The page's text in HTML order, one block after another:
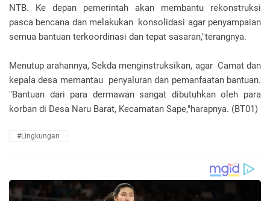
NTB. Ke depan pemerintah akan membantu rekonstruksi
pasca bencana dan melakukan konsolidasi agar penyampaian
semua bantuan terkoordinasi dan tepat sasaran,"terangnya.
Menutup arahannya, Sekda menginstruksikan, agar Camat dan
kepala desa memantau penyaluran dan pemanfaatan bantuan.
"Bantuan dari para dermawan sangat dibutuhkan oleh para
korban di Desa Naru Barat, Kecamatan Sape,"harapnya. (BT01)
#Lingkungan